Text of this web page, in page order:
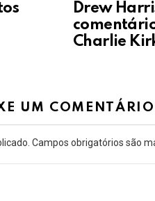
Drew
Charlie
UM COMENTÁRIO
Campos obrigatórios são